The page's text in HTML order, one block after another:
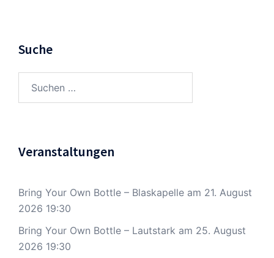
Suche
Veranstaltungen
Bring Your Own Bottle – Blaskapelle am 21. August
2026 19:30
Bring Your Own Bottle – Lautstark am 25. August
2026 19:30